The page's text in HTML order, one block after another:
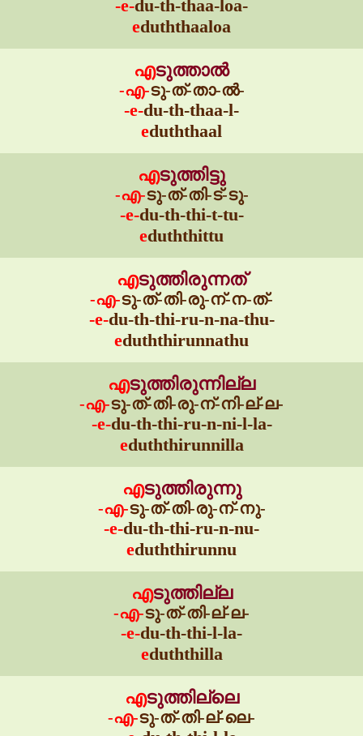
-e-du-th-thaa-loa-
eduththaaloa
എടുത്താൽ
-എ-ടു-ത്-താ-ൽ-
-e-du-th-thaa-l-
eduththaal
എടുത്തിട്ടു
-എ-ടു-ത്-തി-ട്-ടു-
-e-du-th-thi-t-tu-
eduththittu
എടുത്തിരുന്നത്
-എ-ടു-ത്-തി-രു-ന്-ന-ത്-
-e-du-th-thi-ru-n-na-thu-
eduththirunnathu
എടുത്തിരുന്നില്ല
-എ-ടു-ത്-തി-രു-ന്-നി-ല്-ല-
-e-du-th-thi-ru-n-ni-l-la-
eduththirunnilla
എടുത്തിരുന്നു
-എ-ടു-ത്-തി-രു-ന്-നു-
-e-du-th-thi-ru-n-nu-
eduththirunnu
എടുത്തില്ല
-എ-ടു-ത്-തി-ല്-ല-
-e-du-th-thi-l-la-
eduththilla
എടുത്തില്ലെ
-എ-ടു-ത്-തി-ല്-ലെ-